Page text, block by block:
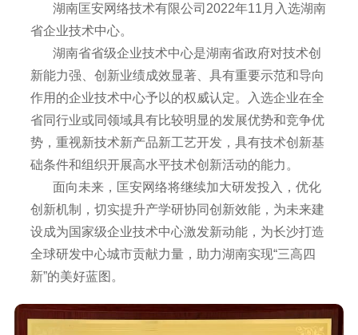
湖南匡安网络技术有限公司2022年11月入选湖南
省企业技术中心。
湖南省省级企业技术中心是湖南省政府对技术创
新能力强、创新业绩成效显著、具有重要示范和导向
作用的企业技术中心予以的权威认定。入选企业在全
省同行业或同领域具有比较明显的发展优势和竞争优
势，重视新技术新产品新工艺开发，具有技术创新基
础条件和组织开展高水平技术创新活动的能力。
面向未来，匡安网络将继续加大研发投入，优化
创新机制，切实提升产学研协同创新效能，为未来建
设成为国家级企业技术中心激发新动能，为长沙打造
全球研发中心城市贡献力量，助力湖南实现“三高四
新”的美好蓝图。